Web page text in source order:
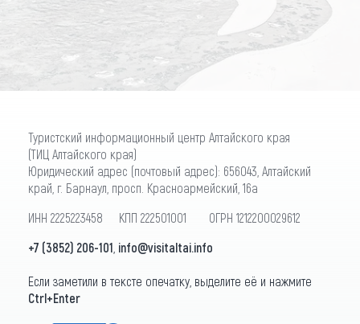
ПОДПИСАТЬСЯ
Туристский информационный центр Алтайского края
(ТИЦ Алтайского края)
Юридический адрес (почтовый адрес): 656043, Алтайский
край, г. Барнаул, просп. Красноармейский, 16а
ИНН 2225223458 КПП 222501001 ОГРН 1212200029612
+7 (3852) 206-101 info@visitaltai.info
Если заметили в тексте опечатку, выделите её и нажмите
Ctrl+Enter